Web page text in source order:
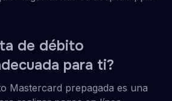
de débito
para ti?
Mastercard prepagada es una